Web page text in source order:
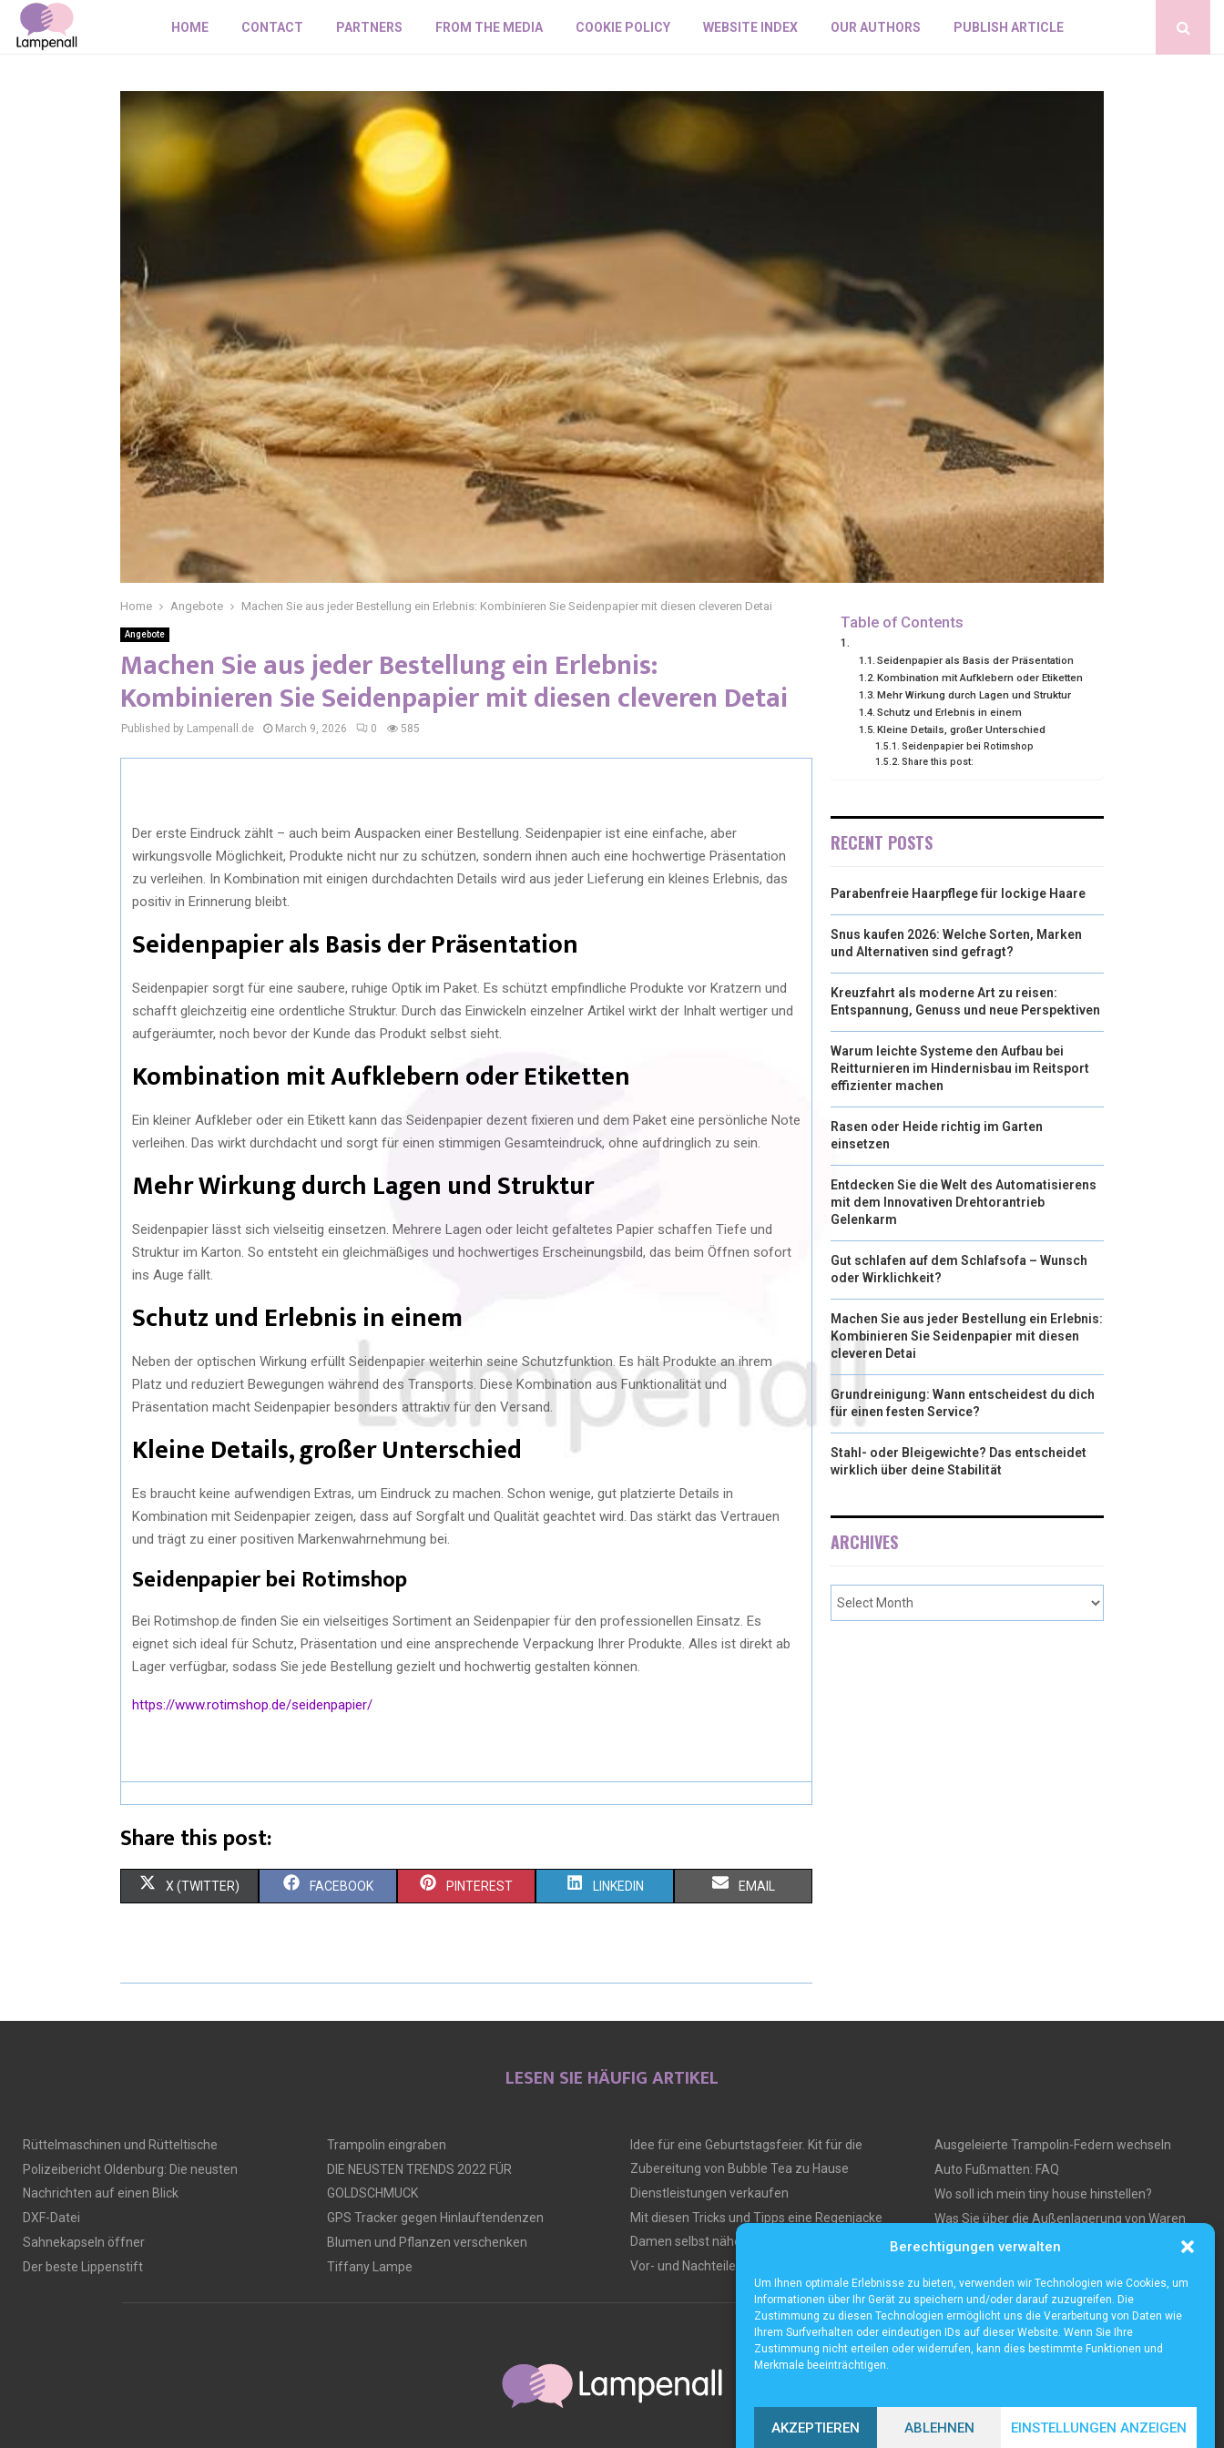
Berechtigungen verwalten
Um Ihnen optimale Erlebnisse zu bieten, verwenden wir Technologien wie Cookies, um
Informationen über Ihr Gerät zu speichern und/oder darauf zuzugreifen. Die
Zustimmung zu diesen Technologien ermöglicht uns die Verarbeitung von Daten wie
Ihrem Surfverhalten oder eindeutigen IDs auf dieser Website. Wenn Sie Ihre
Zustimmung nicht erteilen oder widerrufen, kann dies bestimmte Funktionen und
Merkmale beeinträchtigen.
AKZEPTIEREN ABLEHNEN EINSTELLUNGEN ANZEIGEN
HOME CONTACT PARTNERS FROM THE MEDIA COOKIE POLICY WEBSITE INDEX OUR AUTHORS PUBLISH ARTICLE
Home Angebote Machen Sie aus jeder Bestellung ein Erlebnis: Kombinieren Sie Seidenpapier mit diesen cleveren Detai
Angebote
Machen Sie aus jeder Bestellung ein Erlebnis:
Kombinieren Sie Seidenpapier mit diesen cleveren Detai
Published by Lampenall.de March 9, 2026 0 585
Der erste Eindruck zählt – auch beim Auspacken einer Bestellung. Seidenpapier ist eine einfache, aber
wirkungsvolle Möglichkeit, Produkte nicht nur zu schützen, sondern ihnen auch eine hochwertige Präsentation
zu verleihen. In Kombination mit einigen durchdachten Details wird aus jeder Lieferung ein kleines Erlebnis, das
positiv in Erinnerung bleibt.
Seidenpapier als Basis der Präsentation
Seidenpapier sorgt für eine saubere, ruhige Optik im Paket. Es schützt empfindliche Produkte vor Kratzern und
schafft gleichzeitig eine ordentliche Struktur. Durch das Einwickeln einzelner Artikel wirkt der Inhalt wertiger und
aufgeräumter, noch bevor der Kunde das Produkt selbst sieht.
Kombination mit Aufklebern oder Etiketten
Ein kleiner Aufkleber oder ein Etikett kann das Seidenpapier dezent fixieren und dem Paket eine persönliche Note
verleihen. Das wirkt durchdacht und sorgt für einen stimmigen Gesamteindruck, ohne aufdringlich zu sein.
Mehr Wirkung durch Lagen und Struktur
Seidenpapier lässt sich vielseitig einsetzen. Mehrere Lagen oder leicht gefaltetes Papier schaffen Tiefe und
Struktur im Karton. So entsteht ein gleichmäßiges und hochwertiges Erscheinungsbild, das beim Öffnen sofort
ins Auge fällt.
Schutz und Erlebnis in einem
Neben der optischen Wirkung erfüllt Seidenpapier weiterhin seine Schutzfunktion. Es hält Produkte an ihrem
Platz und reduziert Bewegungen während des Transports. Diese Kombination aus Funktionalität und
Präsentation macht Seidenpapier besonders attraktiv für den Versand.
Kleine Details, großer Unterschied
Es braucht keine aufwendigen Extras, um Eindruck zu machen. Schon wenige, gut platzierte Details in
Kombination mit Seidenpapier zeigen, dass auf Sorgfalt und Qualität geachtet wird. Das stärkt das Vertrauen
und trägt zu einer positiven Markenwahrnehmung bei.
Seidenpapier bei Rotimshop
Bei Rotimshop.de finden Sie ein vielseitiges Sortiment an Seidenpapier für den professionellen Einsatz. Es
eignet sich ideal für Schutz, Präsentation und eine ansprechende Verpackung Ihrer Produkte. Alles ist direkt ab
Lager verfügbar, sodass Sie jede Bestellung gezielt und hochwertig gestalten können.
https://www.rotimshop.de/seidenpapier/
Share this post:
X (TWITTER) FACEBOOK PINTEREST LINKEDIN EMAIL
Table of Contents
Seidenpapier als Basis der Präsentation
Kombination mit Aufklebern oder Etiketten
Mehr Wirkung durch Lagen und Struktur
Schutz und Erlebnis in einem
Kleine Details, großer Unterschied
Seidenpapier bei Rotimshop
Share this post:
RECENT POSTS
Parabenfreie Haarpflege für lockige Haare
Snus kaufen 2026: Welche Sorten, Marken
und Alternativen sind gefragt?
Kreuzfahrt als moderne Art zu reisen:
Entspannung, Genuss und neue Perspektiven
Warum leichte Systeme den Aufbau bei
Reitturnieren im Hindernisbau im Reitsport
effizienter machen
Rasen oder Heide richtig im Garten
einsetzen
Entdecken Sie die Welt des Automatisierens
mit dem Innovativen Drehtorantrieb
Gelenkarm
Gut schlafen auf dem Schlafsofa – Wunsch
oder Wirklichkeit?
Machen Sie aus jeder Bestellung ein Erlebnis:
Kombinieren Sie Seidenpapier mit diesen
cleveren Detai
Grundreinigung: Wann entscheidest du dich
für einen festen Service?
Stahl- oder Bleigewichte? Das entscheidet
wirklich über deine Stabilität
ARCHIVES
LESEN SIE HÄUFIG ARTIKEL
Rüttelmaschinen und Rütteltische
Polizeibericht Oldenburg: Die neusten
Nachrichten auf einen Blick
DXF-Datei
Sahnekapseln öffner
Der beste Lippenstift
Trampolin eingraben
DIE NEUSTEN TRENDS 2022 FÜR
GOLDSCHMUCK
GPS Tracker gegen Hinlauftendenzen
Blumen und Pflanzen verschenken
Tiffany Lampe
Idee für eine Geburtstagsfeier. Kit für die
Zubereitung von Bubble Tea zu Hause
Dienstleistungen verkaufen
Mit diesen Tricks und Tipps eine Regenjacke
Damen selbst nähen
Vor- und Nachteile von Tiny Houses
Ausgeleierte Trampolin-Federn wechseln
Auto Fußmatten: FAQ
Wo soll ich mein tiny house hinstellen?
Was Sie über die Außenlagerung von Waren
und Produkten wissen müssen